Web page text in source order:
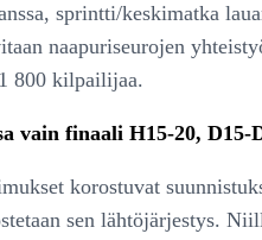
sprintti/keskimatka
naapuriseurojen
800 kilpailijaa.
vain finaali H15-20, D15-
korostuvat
sen lähtöjärjestys.